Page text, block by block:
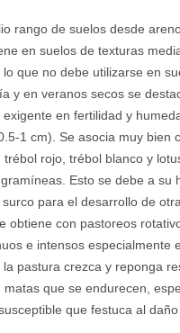
rango de suelos desde
en suelos de texturas
que no debe utilizarse en
y en veranos secos se
en fertilidad y
1 cm). Se asocia muy bien
trébol rojo, trébol blanco y
Esto se debe a su
para el desarrollo de
obtiene con pastoreos
e intensos especialmente
pastura crezca y reponga
que se endurecen,
que festuca al daño